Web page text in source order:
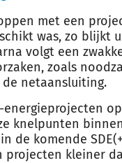
met een
was, zo blijkt
volgt een
zoals
netaansluiting.
op
knelpunten
de komende
kleiner